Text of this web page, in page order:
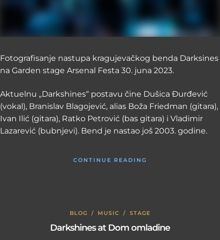
Fotografisanje nastupa kragujevačkog benda Darksines
na Garden stage Arsenal Festa 30. juna 2023.
Aktuelnu „Darkshines“ postavu čine Dušica Đurđević
(vokal), Branislav Blagojević, alias Boža Friedman (gitara),
Ivan Ilić (gitara), Ratko Petrović (bas gitara) i Vladimir
Lazarević (bubnjevi). Bend je nastao još 2003. godine.
CONTINUE READING
BLOG / MUSIC / STAGE
Darkshines at Dom omladine